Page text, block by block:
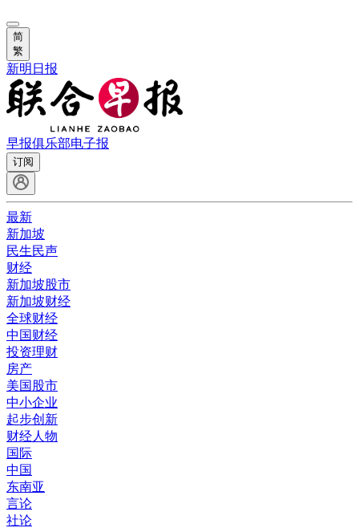
简
繁
新明日报
早报俱乐部电子报
订阅
最新
新加坡
民生民声
财经
新加坡股市
新加坡财经
全球财经
中国财经
投资理财
房产
美国股市
中小企业
起步创新
财经人物
国际
中国
东南亚
言论
社论